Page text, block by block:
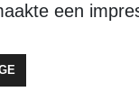
een
ARTIKEL: KAJ